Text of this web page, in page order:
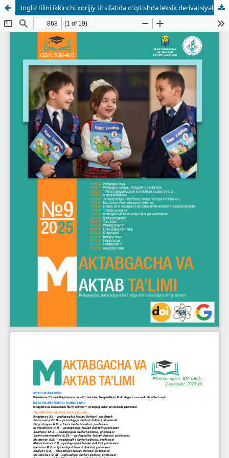
Ingliz tilini ikkinchi xorijiy til sifatida o‘qitishda leksik derivatsiyalarning ahamiyati